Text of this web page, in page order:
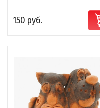
150 руб.